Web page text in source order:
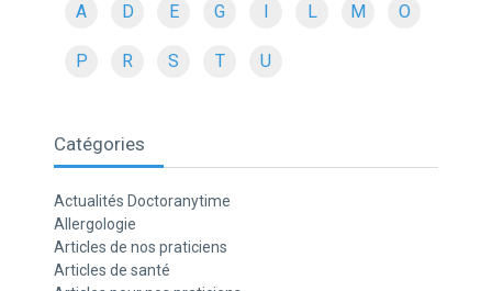
A D E G L M O
P R S T U
Catégories
Actualités Doctoranytime
Allergologie
Articles de nos praticiens
Articles de santé